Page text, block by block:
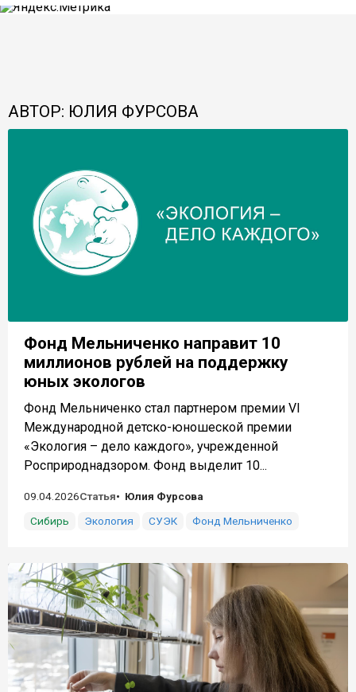
АВТОР: ЮЛИЯ ФУРСОВА
Фонд Мельниченко направит 10
миллионов рублей на поддержку
юных экологов
Фонд Мельниченко стал партнером премии VI
Международной детско-юношеской премии
«Экология – дело каждого», учрежденной
Росприроднадзором. Фонд выделит 10...
09.04.2026Статья
Юлия Фурсова
Сибирь
Экология СУЭК Фонд Мельниченко